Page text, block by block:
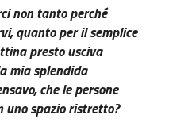
non tanto perché
quanto per il semplice
presto usciva
mia splendida
che le persone
uno spazio ristretto?